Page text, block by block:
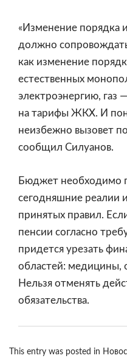
«Изменение порядка
должно
как изменение
естественных
электроэнергию, газ
на тарифы ЖКХ. И
неизбежно вызовет
сообщил Силуанов.
Бюджет необходимо
сегодняшние реалии
принятых правил.
пенсии согласно
придется урезать
областей: медицины,
Нельзя отменять
обязательства.
This entry was posted in